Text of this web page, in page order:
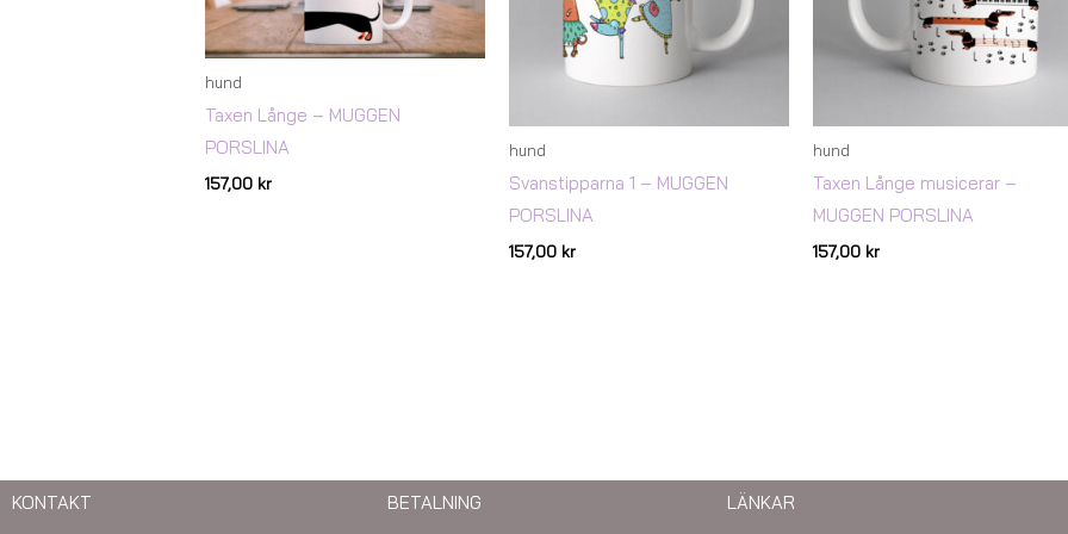
hund
Taxen Långe – MUGGEN
PORSLINA
157,00 kr
hund
Svanstipparna 1 – MUGGEN
PORSLINA
157,00 kr
hund
Taxen Långe musicerar –
MUGGEN PORSLINA
157,00 kr
KONTAKT BETALNING LÄNKAR